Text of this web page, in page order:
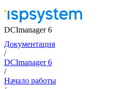
DCImanager 6
Документация
/
DCImanager 6
/
Начало работы